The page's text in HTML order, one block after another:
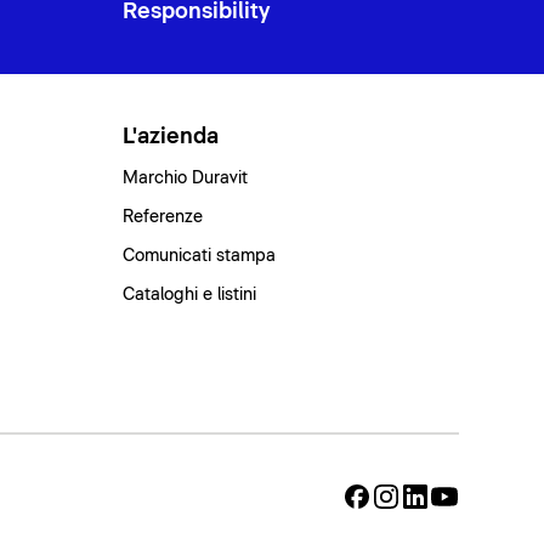
Responsibility
L'azienda
Marchio Duravit
Referenze
Comunicati stampa
Cataloghi e listini